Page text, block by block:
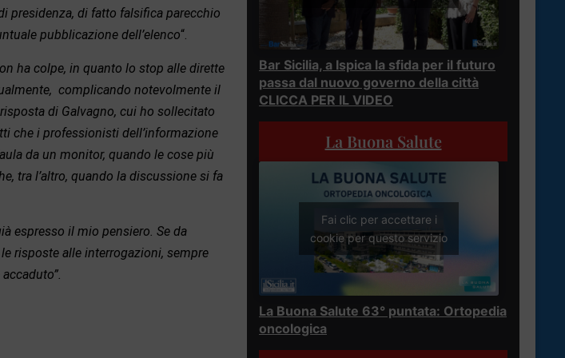
presidenza, di fatto falsifica parecchio
pubblicazione dell’elenco“.
ha colpe, in quanto lo stop alle dirette
complicando notevolmente il
di Galvagno, cui ho sollecitato
che i professionisti dell’informazione
da un monitor, quando le cose più
tra l’altro, quando la discussione si fa
espresso il mio pensiero. Se da
risposte alle interrogazioni, sempre
Bar Sicilia, a Ispica la sfida per il futuro
passa dal nuovo governo della città
CLICCA PER IL VIDEO
La Buona Salute
Fai clic per accettare i
cookie per questo servizio
La Buona Salute 63° puntata: Ortopedia
oncologica